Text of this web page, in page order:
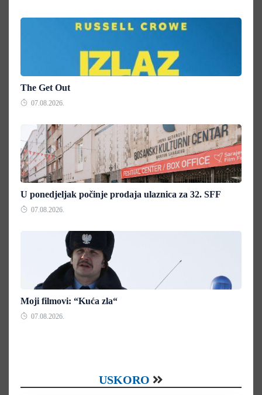
The Get Out
07.08.2026.
U ponedjeljak počinje prodaja ulaznica za 32. SFF
07.08.2026.
Moji filmovi: “Kuća zla“
07.08.2026.
USKORO